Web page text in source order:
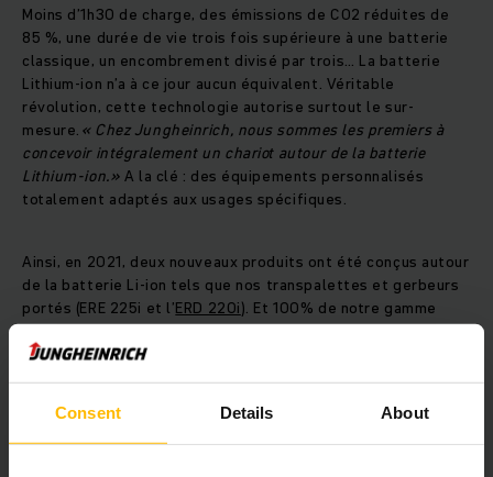
Consent Details About
Moins d’1h30 de charge, des émissions de CO2 réduites de
85 %, une durée de vie trois fois supérieure à une batterie
classique, un encombrement divisé par trois… La batterie
Lithium-ion n’a à ce jour aucun équivalent. Véritable
révolution, cette technologie autorise surtout le sur-
mesure. « Chez Jungheinrich, nous sommes les premiers à
concevoir intégralement un chariot autour de la batterie
Lithium-ion.» A la clé : des équipements personnalisés
totalement adaptés aux usages spécifiques.
Ainsi, en 2021, deux nouveaux produits ont été conçus autour
de la batterie Li-ion tels que nos transpalettes et gerbeurs
portés (ERE 225i et l’ERD 220i). Et 100% de notre gamme
peut être aujourd’hui livrée avec une batterie Lithium-ion.
« Grâce à ces innovations, nous arrivons aujourd’hui à une
transition naturelle vers l’électrique. Rapidement, ce sera la